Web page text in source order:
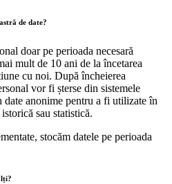
de date?
doar pe perioada necesară
mult de 10 ani de la încetarea
cu noi. După încheierea
vor fi șterse din sistemele
anonime pentru a fi utilizate în
sau statistică.
stocăm datele pe perioada